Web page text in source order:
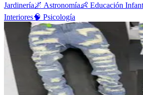
Jardinería🌌 Astronomía👶 Educación
Interiores🧠 Psicología